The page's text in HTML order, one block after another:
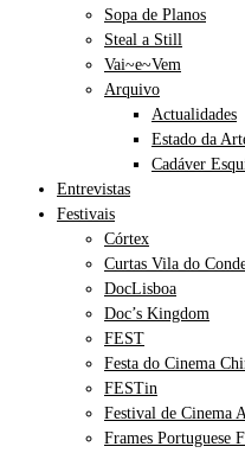
Sopa de Planos
Steal a Still
Vai~e~Vem
Arquivo
Actualidades
Estado da
Cadáver
Entrevistas
Festivais
Córtex
Curtas Vila do
DocLisboa
Doc’s Kingdom
FEST
Festa do Cinema
FESTin
Festival de Cinema
Frames Portuguese